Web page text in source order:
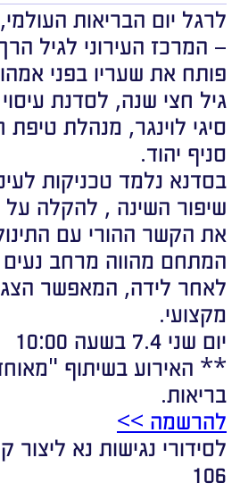
לרגל יום הבריאות
– המרכז העירוני לגיל הרך
פותח את שעריו בפני
גיל חצי שנה, לסדנת
סיגי לוינגר, מנהלת
סניף יהוד.
בסדנא נלמד טכניקות
שיפור השינה , להקלה על
את הקשר ההורי עם
המתחם מהווה מרחב
לאחר לידה, המאפשר
מקצועי.
יום שני 7.4 בשעה 10:00
** האירוע בשיתוף
בריאות.
להרשמה >>
לסידורי נגישות נא
106